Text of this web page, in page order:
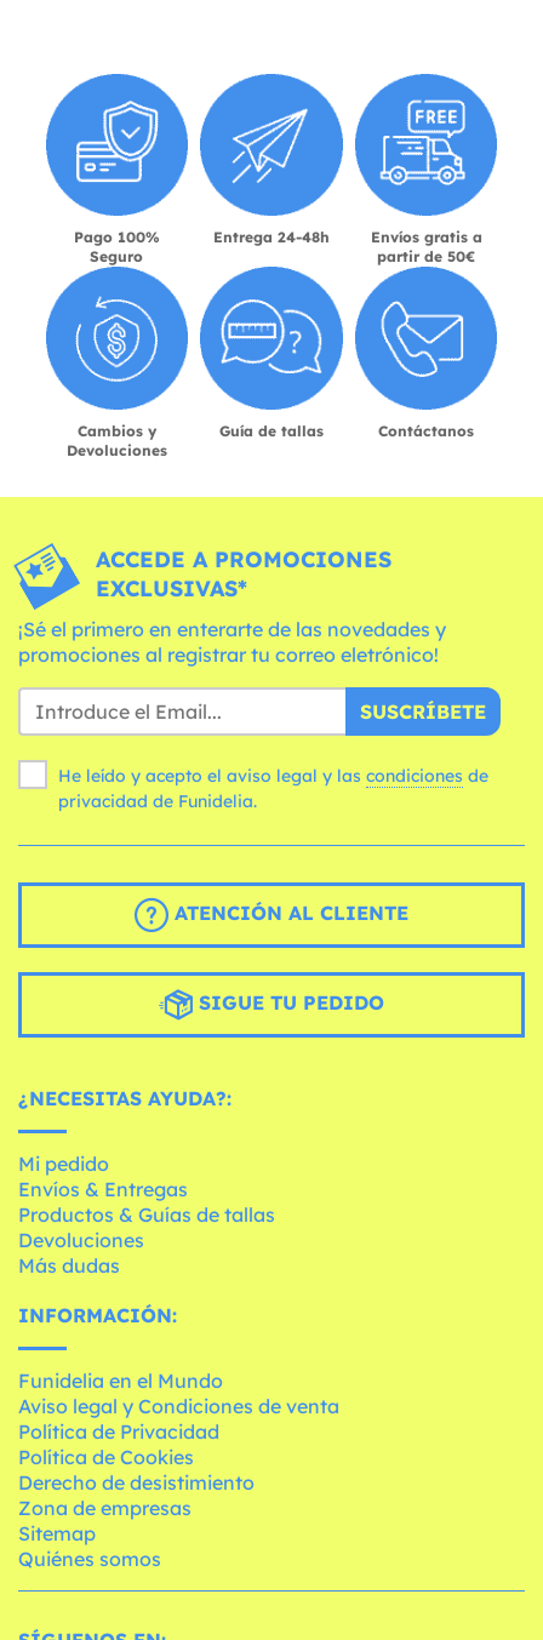
Pago 100%
Seguro
Entrega 24-48h
Envíos gratis a
partir de 50€
Cambios y
Devoluciones
Guía de tallas Contáctanos
ACCEDE A PROMOCIONES
EXCLUSIVAS*
¡Sé el primero en enterarte de las novedades y
promociones al registrar tu correo eletrónico!
SUSCRÍBETE
He leído y acepto el aviso legal y las condiciones
privacidad de Funidelia.
ATENCIÓN AL CLIENTE
SIGUE TU PEDIDO
¿NECESITAS AYUDA?:
Mi pedido
Envíos & Entregas
Productos & Guías de tallas
Devoluciones
Más dudas
INFORMACIÓN:
Funidelia en el Mundo
Aviso legal y Condiciones de venta
Política de Privacidad
Política de Cookies
Derecho de desistimiento
Zona de empresas
Sitemap
Quiénes somos